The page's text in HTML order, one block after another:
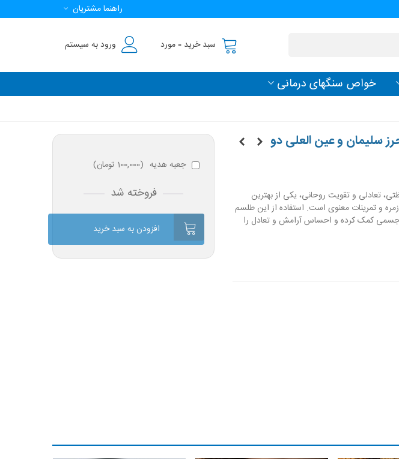
راهنما مشتریان
سبد خرید 0 مورد ورود به سیستم
خواص سنگهای درمانی
سلیمان و عین العلی دو
تعادلی و تقویت روحانی، یکی از بهترین
و تمرینات معنوی است. استفاده از این طلسم
کمک کرده و احساس آرامش و تعادل را
جعبه هدیه (100,000 تومان )
فروخته شد
افزودن به سبد خرید